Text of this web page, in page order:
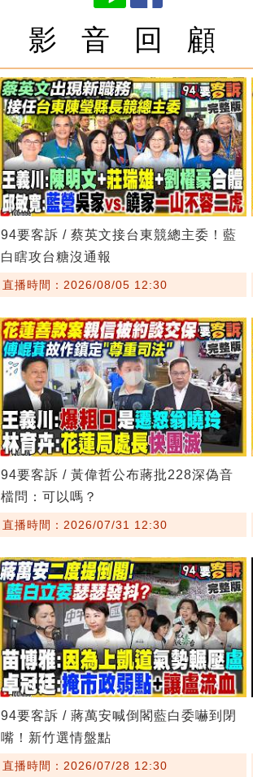
影 音 回 顧
94要客訴 / 蔡英文接台東競總主委！藍
白瞎攻台糖沒通報
直播時間：2026/08/05 12:30
94要客訴 / 黃偉哲公布蔣批228深偽音
檔問：可以嗎？
直播時間：2026/07/31 12:30
94要客訴 / 蔣萬安喊倒閣藍白委嚇到閉
嘴！新竹選情盤點
直播時間：2026/07/28 12:30